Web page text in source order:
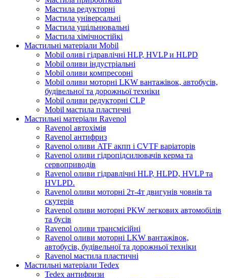
Мастила редукторні
Мастила універсальні
Мастила ущільнювальні
Мастила хімічностійкі
Мастильні матеріали Mobil
Mobil оливі гідравлічні HLP, HVLP и HLPD
Mobil оливи індустріальні
Mobil оливи компресорні
Mobil оливи моторні LKW вантажівок, автобусів,
будівельної та дорожньої техніки
Mobil оливи редукторні CLP
Mobil мастила пластичні
Мастильні матеріали Ravenol
Ravenol автохімія
Ravenol антифриз
Ravenol оливи ATF акпп і CVTF варіаторів
Ravenol оливи гідропідсилювачів керма та
сервоприводів
Ravenol оливи гідравлічні HLP, HLPD, HVLP та
HVLPD.
Ravenol оливи моторні 2т-4т двигунів човнів та
скутерів
Ravenol оливи моторні PKW легкових автомобілів
та бусів
Ravenol оливи трансмісійні
Ravenol оливи моторні LKW вантажівок,
автобусів, будівельної та дорожньої техніки
Ravenol мастила пластичні
Мастильні матеріали Tedex
Tedex антифризи